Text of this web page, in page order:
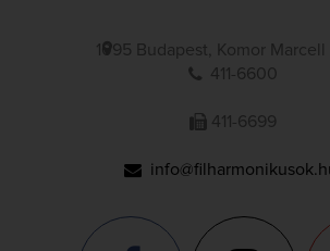
1095 Budapest, Komor Marcell
411-6600
411-6699